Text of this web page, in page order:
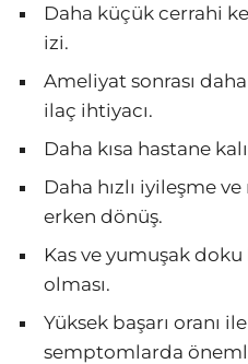
Daha küçük cerrahi
izi.
Ameliyat sonrası
ilaç ihtiyacı.
Daha kısa hastane
Daha hızlı iyileşme
erken dönüş.
Kas ve yumuşak doku
olması.
Yüksek başarı oranı
semptomlarda